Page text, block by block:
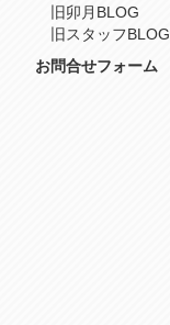
旧卯月BLOG
旧スタッフBLOG
お問合せフォーム